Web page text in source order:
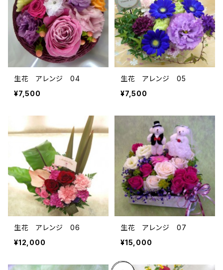
生花 アレンジ 04
¥7,500
生花 アレンジ 05
¥7,500
生花 アレンジ 06
¥12,000
生花 アレンジ 07
¥15,000